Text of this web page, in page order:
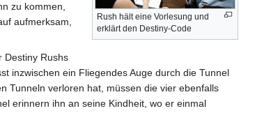
Rush hält eine Vorlesung und
erklärt den Destiny-Code
zu kommen,
aufmerksam,
Destiny Rushs
inzwischen ein Fliegendes Auge durch die Tunnel
Tunneln verloren hat, müssen die vier ebenfalls
erinnern ihn an seine Kindheit, wo er einmal